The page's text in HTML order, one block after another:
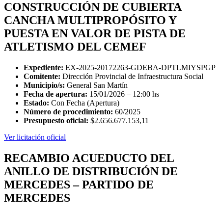
CONSTRUCCIÓN DE CUBIERTA
CANCHA MULTIPROPÓSITO Y
PUESTA EN VALOR DE PISTA DE
ATLETISMO DEL CEMEF
Expediente: EX-2025-20172263-GDEBA-DPTLMIYSPGP
Comitente: Dirección Provincial de Infraestructura Social
Municipio/s: General San Martín
Fecha de apertura: 15/01/2026 – 12:00 hs
Estado: Con Fecha (Apertura)
Número de procedimiento: 60/2025
Presupuesto oficial: $2.656.677.153,11
Ver licitación oficial
RECAMBIO ACUEDUCTO DEL
ANILLO DE DISTRIBUCIÓN DE
MERCEDES – PARTIDO DE
MERCEDES